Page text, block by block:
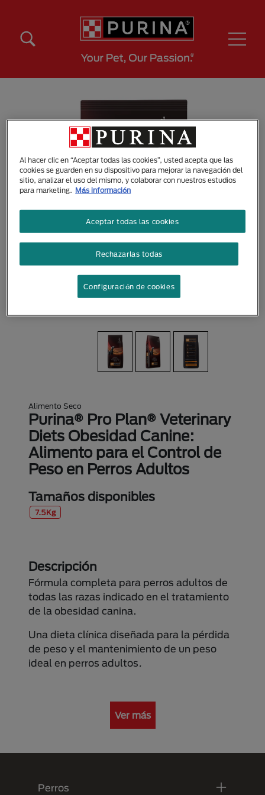
Alimento Seco
Purina® Pro Plan® Veterinary
Diets Obesidad Canine:
Alimento para el Control de
Peso en Perros Adultos
Tamaños disponibles
7.5Kg
Descripción
Fórmula completa para perros adultos de
todas las razas indicado en el tratamiento
de la obesidad canina.
Una dieta clínica diseñada para la pérdida
de peso y el mantenimiento de un peso
ideal en perros adultos.
Ver más
Perros
Al hacer clic en “Aceptar todas las cookies”, usted acepta que las
cookies se guarden en su dispositivo para mejorar la navegación del
sitio, analizar el uso del mismo, y colaborar con nuestros estudios
para marketing.
Más información
Rechazarlas todas
Aceptar todas las cookies
Configuración de cookies